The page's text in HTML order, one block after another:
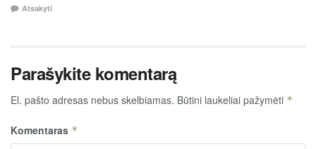
Atsakyti
Parašykite komentarą
El. pašto adresas nebus skelbiamas. Būtini laukeliai pažymėti *
Komentaras *